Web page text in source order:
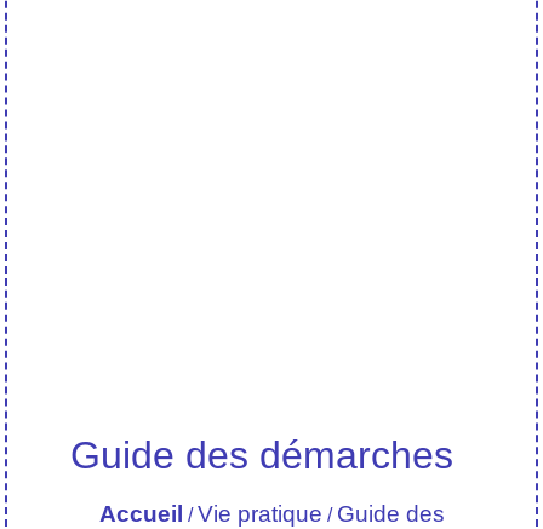
Guide des démarches
Accueil /Vie pratique / Guide des